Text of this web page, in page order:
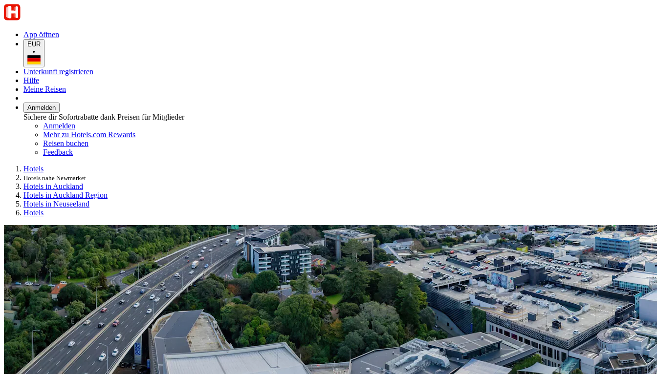
App öffnen
EUR
•
Unterkunft registrieren
Hilfe
Meine Reisen
Anmelden
Sichere dir Sofortrabatte dank Preisen für Mitglieder
Anmelden
Mehr zu Hotels.com Rewards
Reisen buchen
Feedback
Hotels
Hotels nahe Newmarket
Hotels in Auckland
Hotels in Auckland Region
Hotels in Neuseeland
Hotels